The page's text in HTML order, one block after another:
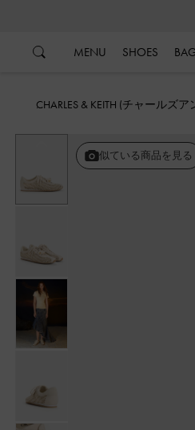
MENU SHOES
CHARLES & KEITH (チャールズ
似ている商品を見る